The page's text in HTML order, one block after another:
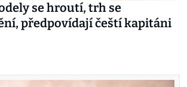
se hroutí, trh se
předpovídají čeští kapitáni